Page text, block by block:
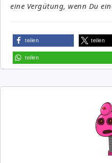
eine Vergütung, wenn Du
teilen teilen
teilen